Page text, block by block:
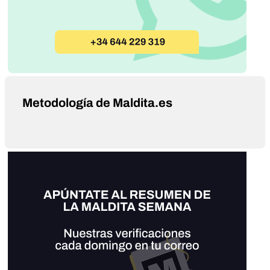
Metodología de Maldita.es